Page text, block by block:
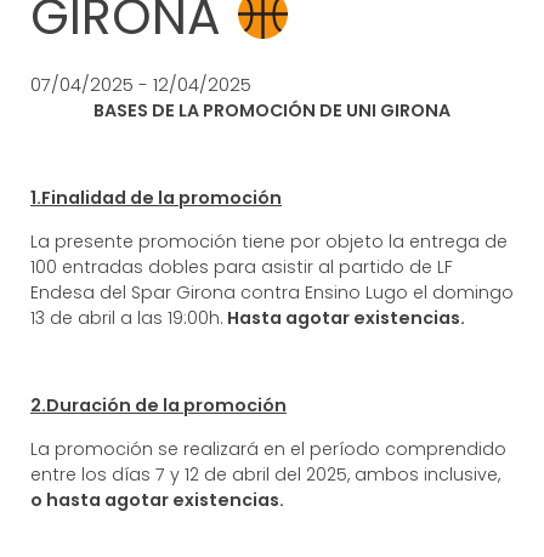
GIRONA
07/04/2025 - 12/04/2025
BASES DE LA PROMOCIÓN DE UNI GIRONA
1.Finalidad de la promoción
La presente promoción tiene por objeto la entrega de
100 entradas dobles para asistir al partido de LF
Endesa del Spar Girona contra Ensino Lugo el domingo
13 de abril a las 19:00h. Hasta agotar existencias.
2.Duración de la promoción
La promoción se realizará en el período comprendido
entre los días 7 y 12 de abril del 2025, ambos inclusive,
o hasta agotar existencias.